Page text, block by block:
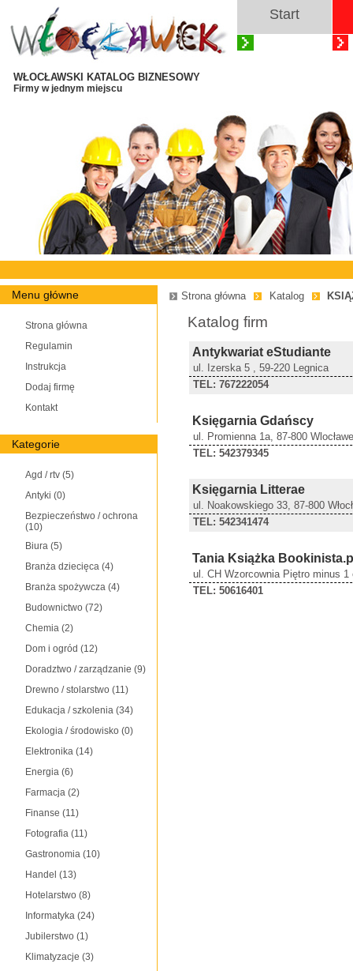
WŁOCŁAWSKI KATALOG BIZNESOWY
Firmy w jednym miejscu
Start
Menu główne
Strona główna
Regulamin
Instrukcja
Dodaj firmę
Kontakt
Kategorie
Agd / rtv (5)
Antyki (0)
Bezpieczeństwo / ochrona
(10)
Biura (5)
Branża dziecięca (4)
Branża spożywcza (4)
Budownictwo (72)
Chemia (2)
Dom i ogród (12)
Doradztwo / zarządzanie (9)
Drewno / stolarstwo (11)
Edukacja / szkolenia (34)
Ekologia / środowisko (0)
Elektronika (14)
Energia (6)
Farmacja (2)
Finanse (11)
Fotografia (11)
Gastronomia (10)
Handel (13)
Hotelarstwo (8)
Informatyka (24)
Jubilerstwo (1)
Klimatyzacje (3)
Strona główna Katalog
Katalog firm
Antykwariat eStudiante
ul. Izerska 5 , 59-220 Legnica
TEL: 767222054
Księgarnia Gdańscy
ul. Promienna 1a, 87-800
TEL: 542379345
Księgarnia Litterae
ul. Noakowskiego 33, 87-800
TEL: 542341474
Tania Książka
ul. CH Wzorcownia Piętro minus 1
TEL: 50616401